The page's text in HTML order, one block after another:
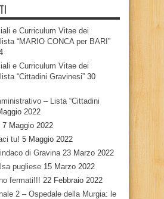
e Curriculum Vitae dei
“MARIO CONCA per BARI”
e Curriculum Vitae dei
“Cittadini Gravinesi” 30
– Lista “Cittadini
2022
7 Maggio 2022
tu! 5 Maggio 2022
di Gravina 23 Marzo 2022
pugliese 15 Marzo 2022
fermati!!! 22 Febbraio 2022
2 – Ospedale della Murgia: le